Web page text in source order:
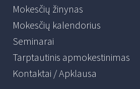
Mokesčių žinynas
Mokesčių kalendorius
Seminarai
Tarptautinis apmokestinimas
Kontaktai / Apklausa